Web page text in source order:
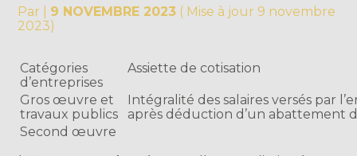
Par 9 NOVEMBRE 2023 ( Mise à jour 9 novembre
2023)
Catégories
d’entreprises
Assiette de cotisation
Gros œuvre et
travaux publics
Intégralité des salaires versés par
après déduction d’un abattement
Second œuvre